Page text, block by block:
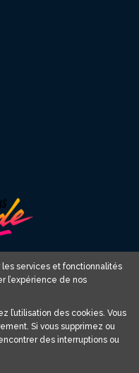
Joux
les services et fonctionnalités
l’expérience de nos
l’utilisation des cookies. Vous
Si vous supprimez ou
des interruptions ou